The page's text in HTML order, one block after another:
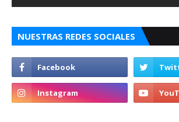
NUESTRAS REDES SOCIALES